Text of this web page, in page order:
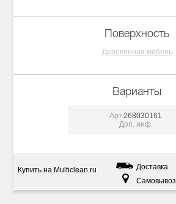
Поверхность
Деревянная мебель
Варианты
Арт.268030161
Доп. инф.
Купить на Multiclean.ru
Доставка
Самовывоз